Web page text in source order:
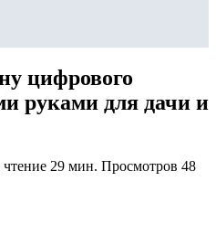
цифрового
руками для дачи и
29 мин. Просмотров 48